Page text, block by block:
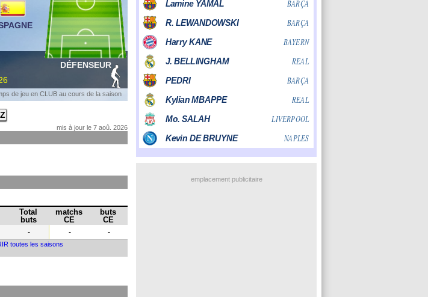
DÉFENSEUR
de jeu en CLUB au cours de la saison
mis à jour le 7 aoû. 2026
Total
buts
matchs
CE
buts
CE
- - -
toutes les saisons
emplacement publicitaire